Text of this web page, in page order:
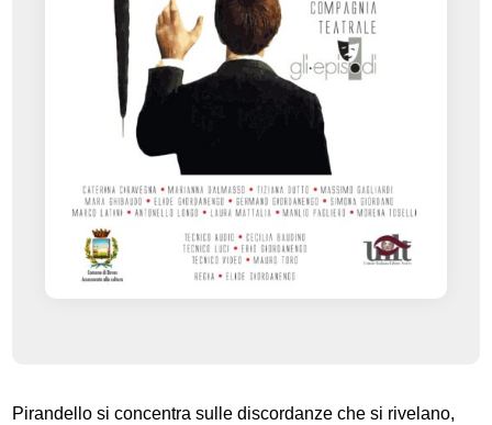
Pirandello si concentra sulle discordanze che si rivelano,